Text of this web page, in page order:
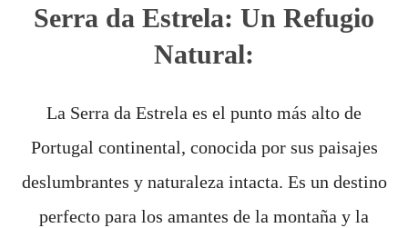
Serra da Estrela: Un Refugio
Natural:
La Serra da Estrela es el punto más alto de
Portugal continental, conocida por sus paisajes
deslumbrantes y naturaleza intacta. Es un destino
perfecto para los amantes de la montaña y la